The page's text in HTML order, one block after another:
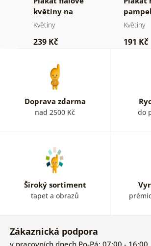
květiny na
abstraktním
Květiny
239 Kč
Květiny
191 Kč
Doprava zdarma
nad 2500 Kč do
Široký sortiment
tapet a obrazů
Zákaznická podpora